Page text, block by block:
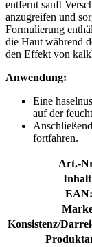
entfernt sanft
anzugreifen und
Formulierung
die Haut während
den Effekt von
Anwendung:
Eine
auf der
fortfahren.
Art.-
EAN:
Konsistenz/